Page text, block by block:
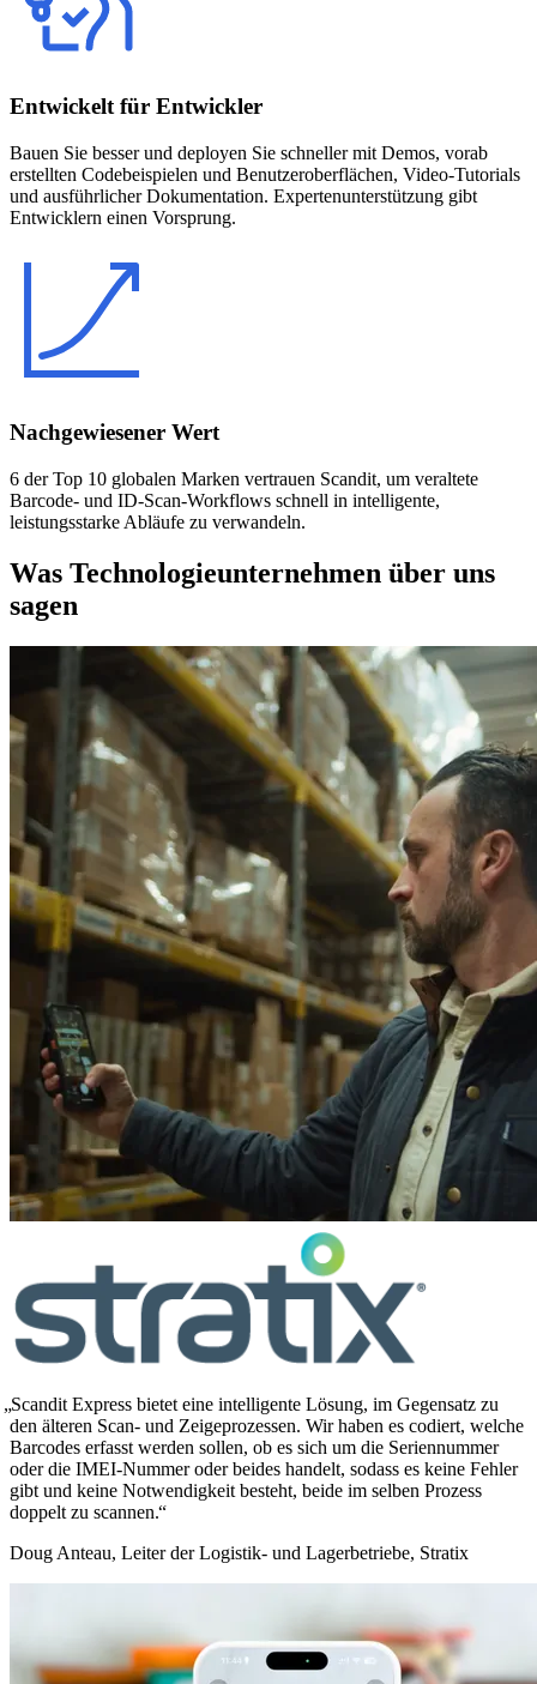
Entwickelt für Entwickler
Bauen Sie besser und deployen Sie schneller mit Demos, vorab
erstellten Codebeispielen und Benutzeroberflächen, Video-Tutorials
und ausführlicher Dokumentation. Expertenunterstützung gibt
Entwicklern einen Vorsprung.
Nachgewiesener Wert
6 der Top 10 globalen Marken vertrauen Scandit, um veraltete
Barcode- und ID-Scan-Workflows schnell in intelligente,
leistungsstarke Abläufe zu verwandeln.
Was Technologieunternehmen über uns
sagen
Scandit Express bietet eine intelligente Lösung, im Gegensatz zu
den älteren Scan- und Zeigeprozessen. Wir haben es codiert, welche
Barcodes erfasst werden sollen, ob es sich um die Seriennummer
oder die IMEI-Nummer oder beides handelt, sodass es keine Fehler
gibt und keine Notwendigkeit besteht, beide im selben Prozess
doppelt zu scannen.
Doug Anteau, Leiter der Logistik- und Lagerbetriebe, Stratix